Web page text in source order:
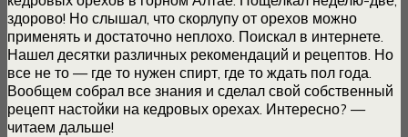
здорово! Но слышал, что скорлупу от орехов можно
применять и достаточно неплохо. Поискал в интернете.
Нашел десятки различных рекомендаций и рецептов. Но
все не то — где то нужен спирт, где то ждать пол года.
Вообщем собрал все знания и сделал свой собственный
рецепт настойки на кедровых орехах. Интересно? —
читаем дальше!